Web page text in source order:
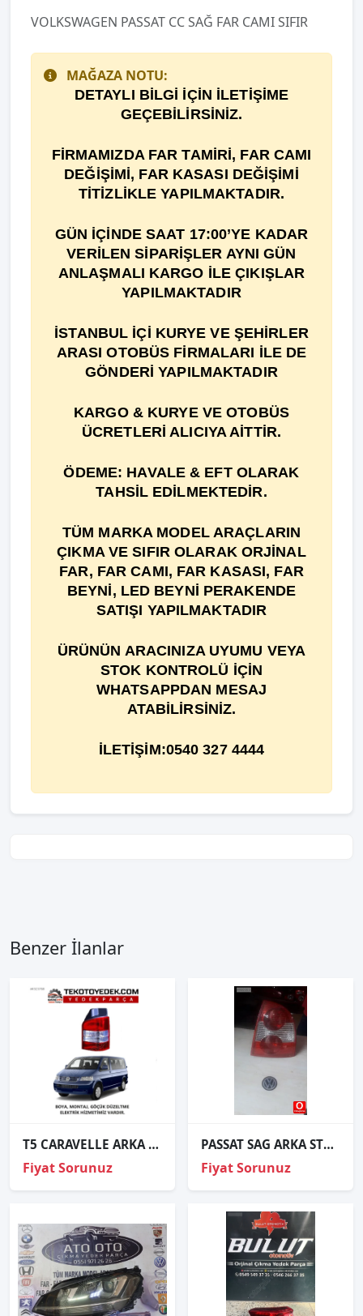
VOLKSWAGEN PASSAT CC SAĞ FAR CAMI SIFIR
MAĞAZA NOTU:
DETAYLI BİLGİ İÇİN İLETİŞİME
GEÇEBİLİRSİNİZ.
FİRMAMIZDA FAR TAMİRİ, FAR CAMI
DEĞİŞİMİ, FAR KASASI DEĞİŞİMİ
TİTİZLİKLE YAPILMAKTADIR.
GÜN İÇİNDE SAAT 17:00’YE KADAR
VERİLEN SİPARİŞLER AYNI GÜN
ANLAŞMALI KARGO İLE ÇIKIŞLAR
YAPILMAKTADIR
İSTANBUL İÇİ KURYE VE ŞEHİRLER
ARASI OTOBÜS FİRMALARI İLE DE
GÖNDERİ YAPILMAKTADIR
KARGO & KURYE VE OTOBÜS
ÜCRETLERİ ALICIYA AİTTİR.
ÖDEME: HAVALE & EFT OLARAK
TAHSİL EDİLMEKTEDİR.
TÜM MARKA MODEL ARAÇLARIN
ÇIKMA VE SIFIR OLARAK ORJİNAL
FAR, FAR CAMI, FAR KASASI, FAR
BEYNİ, LED BEYNİ PERAKENDE
SATIŞI YAPILMAKTADIR
ÜRÜNÜN ARACINIZA UYUMU VEYA
STOK KONTROLÜ İÇİN
WHATSAPPDAN MESAJ
ATABİLİRSİNİZ.
İLETİŞİM:0540 327 4444
Benzer İlanlar
T5 CARAVELLE ARKA BEYAZ STOP SAĞ SOL 2003 VE ÜZERİ / KAMPANYA
Fiyat Sorunuz
PASSAT SAG ARKA STOP
Fiyat Sorunuz